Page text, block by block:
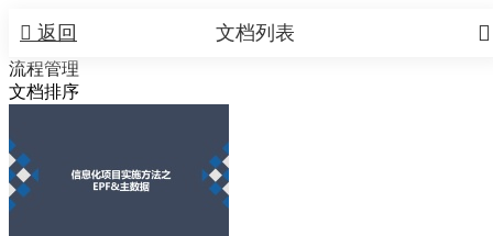
 返回 
文档列表
流程管理
文档排序